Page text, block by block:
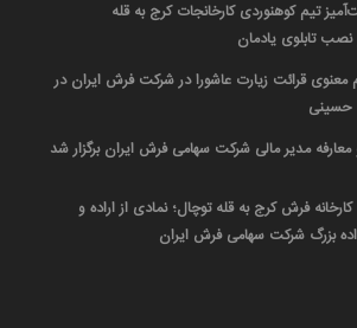
تیم کوهنوردی کارخانجات کرج به قله
تابلوی یادمان
معنوی قرائت زیارت عاشورا در شرکت فرش ایران در
حسینی
معارفه مدیر مالی شرکت سهامی فرش ایران برگزار شد
فرش کرج به قله توچال؛ نمادی از اراده و
بزرگ شرکت سهامی فرش ایران